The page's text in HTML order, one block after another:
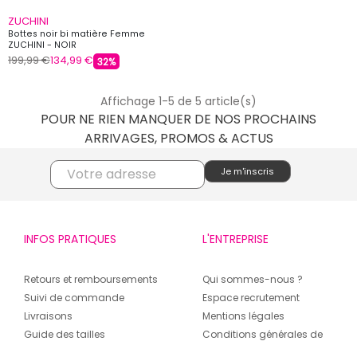
ZUCHINI
Bottes noir bi matière Femme
ZUCHINI - NOIR
199,99 €134,99 € 32%
Affichage 1-5 de 5 article(s)
POUR NE RIEN MANQUER DE NOS PROCHAINS
ARRIVAGES, PROMOS & ACTUS
INFOS PRATIQUES
Retours et remboursements
Suivi de commande
Livraisons
Guide des tailles
L'ENTREPRISE
Qui sommes-nous ?
Espace recrutement
Mentions légales
Conditions générales de